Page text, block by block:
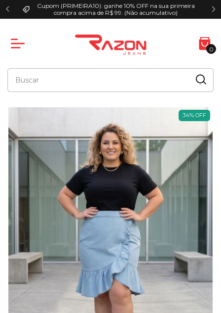
Cupom (PRIMEIRA10): ganhe 10% OFF na sua primeira
compra acima de R$ 99. (Não acumulativo)
0
34% OFF